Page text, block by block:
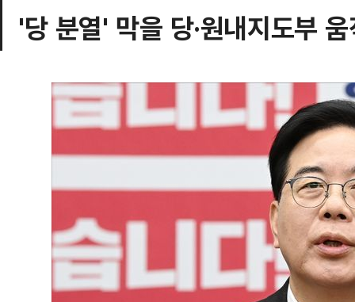
'당 분열' 막을 당·원내지도부